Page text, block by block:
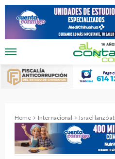
Home Internacional Israel lanzó